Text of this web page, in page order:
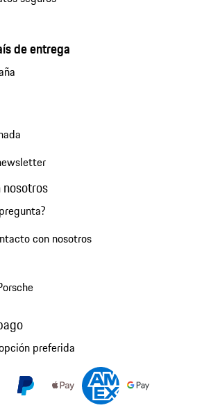
de entrega
con nosotros
preferida